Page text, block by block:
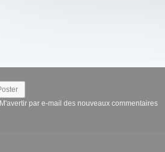
M'avertir par e-mail des nouveaux commentaires